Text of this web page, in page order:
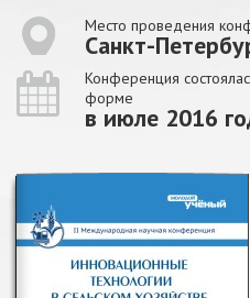
Место проведения
Санкт-
Конференция
форме
в июле 2016